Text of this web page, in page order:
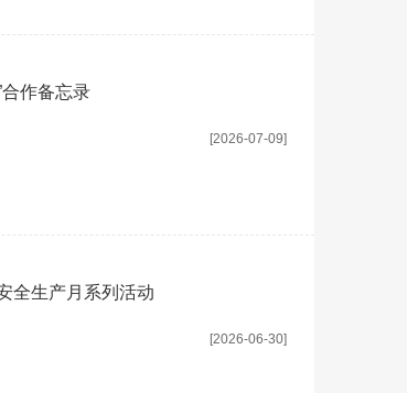
作备忘录
[2026-07-09]
全生产月系列活动
[2026-06-30]